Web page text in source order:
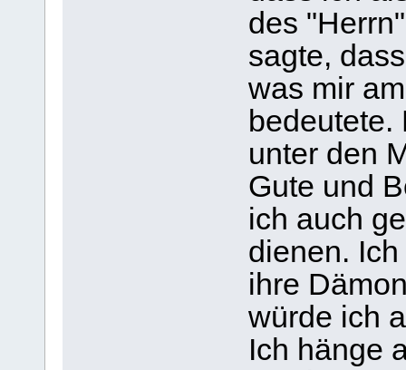
des
sagte,
was mir
unter den
Gute und
ich auch
dienen.
ihre
würde ich
Ich hänge